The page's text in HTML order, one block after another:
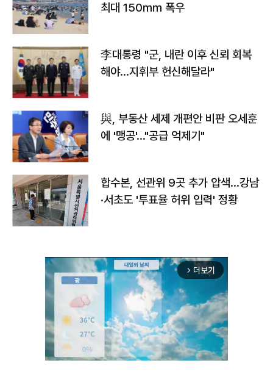
최대 150㎜ 폭우
李대통령 "군, 내란 이후 신뢰 회복
해야…지휘부 헌신해달라"
與, 부동산 세제 개편안 비판 오세훈
에 '맹공'…"공급 억제기"
합수본, 선관위 9곳 추가 압색…강남
·서초도 '투표율 허위 입력' 정황
arrow_forward_ios 더보기